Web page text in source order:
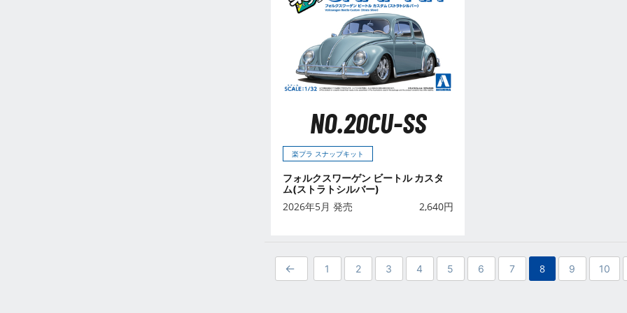
NO.20CU-SS
楽プラ スナップキット
フォルクスワーゲン ビートル カスタ
ム(ストラトシルバー)
2026年5月 発売 2,640円
1 2 3 4 5 6 7 8 9 10